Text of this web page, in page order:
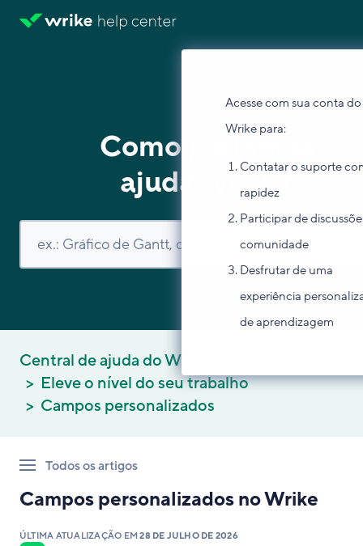
Acesse com sua conta do
Wrike para:
Contatar o suporte
rapidez
Participar de
comunidade
Desfrutar de uma
experiência
de aprendizagem
Como podemos
ajudar você?
Central de ajuda do Wrike
Eleve o nível do seu trabalho
Campos personalizados
Todos os artigos
Campos personalizados no Wrike
ÚLTIMA ATUALIZAÇÃO EM28 DE JULHO DE 2026